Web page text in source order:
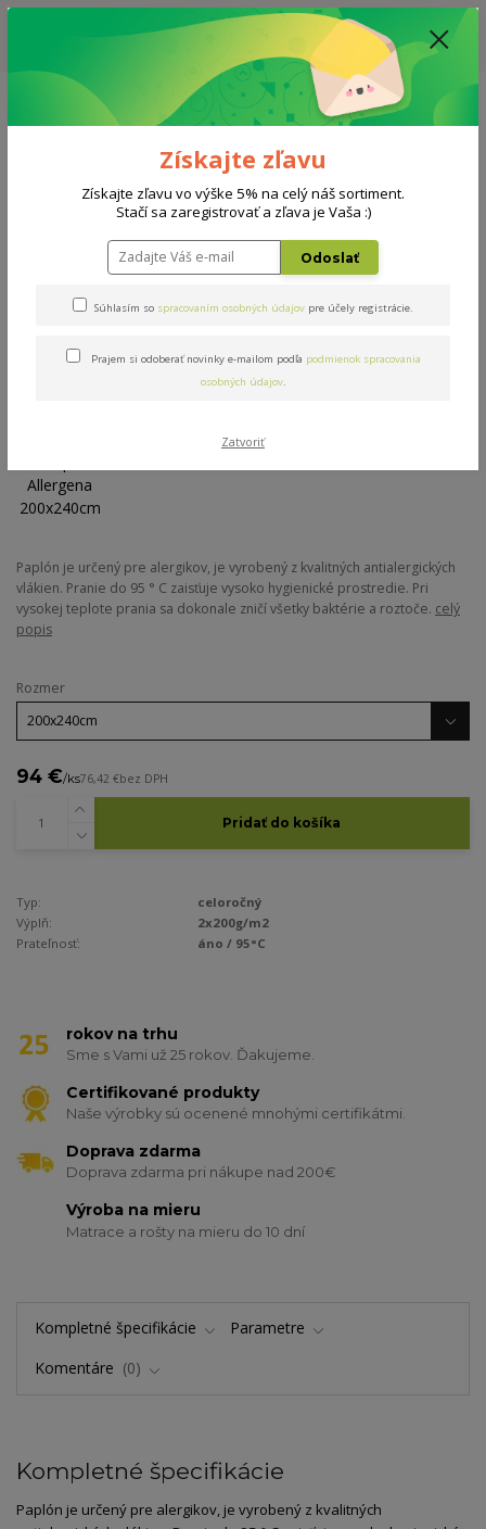
ZĽAVA: VŠETKY VYSTAVENÉ POSTELE ZA 400€ - CENA MATRACU A ROŠTU
PODĽA VÝBERU / DODACIA LEHOTA JE AKTUÁLNE 10-15 PRACOVNÝCH
Menu
0908 777 700 Po-So: 10-18 hod.
0
Doplnky Paplón Allergena 200x240cm
Paplón Allergena 200x240cm
Paplón je určený pre alergikov, je vyrobený z kvalitných antialergických
vlákien. Pranie do 95 ° C zaisťuje vysoko hygienické prostredie. Pri
vysokej teplote prania sa dokonale zničí všetky baktérie a roztoče. celý
popis
Rozmer
94 €/ks76,42 €bez DPH
Pridať do košíka
Typ:
celoročný
Výplň:
2x200g/m2
Prateľnosť:
áno / 95°C
rokov na trhu
Sme s Vami už 25 rokov. Ďakujeme.
Certifikované produkty
Naše výrobky sú ocenené mnohými certifikátmi.
Doprava zdarma
Doprava zdarma pri nákupe nad 200€
Výroba na mieru
Matrace a rošty na mieru do 10 dní
Kompletné špecifikácie
Parametre
Komentáre
0
Kompletné špecifikácie
Paplón je určený pre alergikov, je vyrobený z kvalitných
Získajte zľavu
Získajte zľavu vo výške 5% na celý náš sortiment.
Stačí sa zaregistrovať a zľava je Vaša :)
Odoslať
Súhlasím so spracovaním osobných údajov pre účely registrácie.
Prajem si odoberať novinky e-mailom podľa podmienok spracovania
osobných údajov.
Zatvoriť